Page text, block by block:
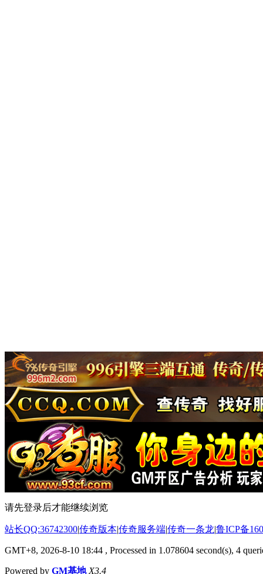
请先登录后才能继续浏览
站长QQ:36742300|传奇版本|传奇服务端|传奇一条龙|鲁ICP备
GMT+8, 2026-8-10 18:44 , Processed in 1.078604 second(s), 4
Powered by GM基地 X3.4